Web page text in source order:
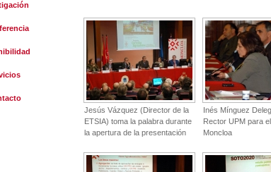
Jesús Vázquez (Director de la
ETSIA) toma la palabra durante
la apertura de la presentación
Inés Mínguez
Rector UPM para
Moncloa